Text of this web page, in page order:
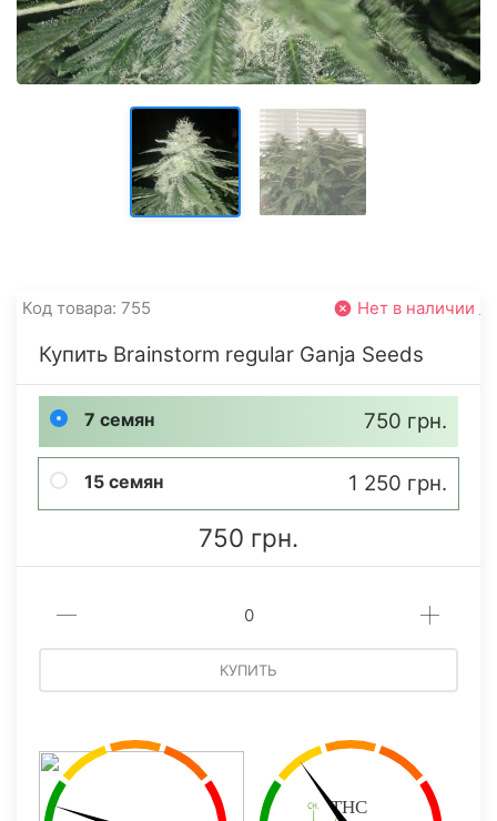
Код товара: 755 Нет в наличии
Купить Brainstorm regular Ganja Seeds
7 семян 750 грн.
15 семян 1 250 грн.
750 грн.
КУПИТЬ